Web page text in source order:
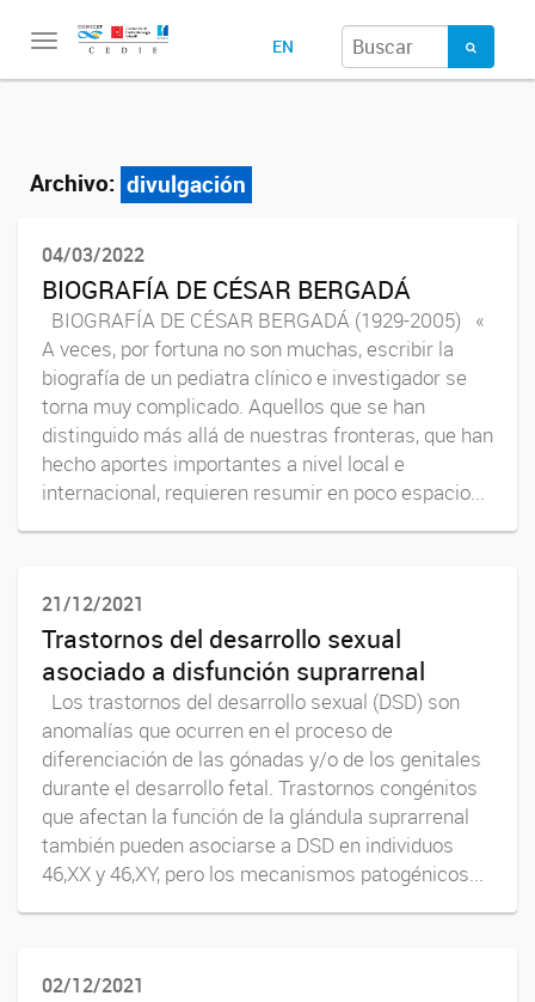
Toggle
EN
Archivo: divulgación
04/03/2022
BIOGRAFÍA DE CÉSAR BERGADÁ
BIOGRAFÍA DE CÉSAR BERGADÁ (1929-2005) «
A veces, por fortuna no son muchas, escribir la
biografía de un pediatra clínico e investigador se
torna muy complicado. Aquellos que se han
distinguido más allá de nuestras fronteras, que han
hecho aportes importantes a nivel local e
internacional, requieren resumir en poco espacio...
21/12/2021
Trastornos del desarrollo sexual
asociado a disfunción suprarrenal
Los trastornos del desarrollo sexual (DSD) son
anomalías que ocurren en el proceso de
diferenciación de las gónadas y/o de los genitales
durante el desarrollo fetal. Trastornos congénitos
que afectan la función de la glándula suprarrenal
también pueden asociarse a DSD en individuos
46,XX y 46,XY, pero los mecanismos patogénicos...
02/12/2021